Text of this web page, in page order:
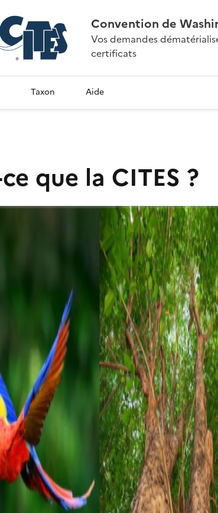
Convention de
Vos demandes
certificats
Taxon Aide
que la CITES ?